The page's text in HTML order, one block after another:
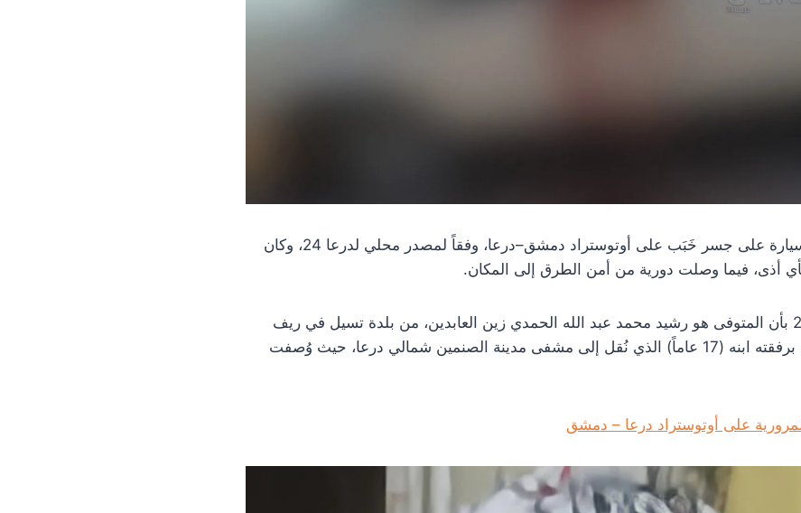
وفاة مواطن بحادث سير لسيارة على جسر خَبَب على أوتوستراد دمشق–درعا، وفقاً لمصدر محلي لدرعا 24، وكان
أذى، فيما وصلت دورية من أمن الطرق إلى المكان.
متابعة: أفاد مراسل درعا 24 بأن المتوفى هو رشيد محمد عبد الله الحمدي زين العابدين، من بلدة تسيل في ريف
محافظة درعا الغربي، وكان برفقته ابنه (17 عاماً) الذي نُقل إلى مشفى مدينة الصنمين شمالي درعا، حيث وُصفت
على أوتوستراد درعا – دمشق